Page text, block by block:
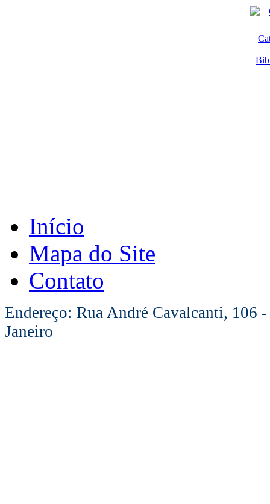
Início
Mapa do Site
Contato
Endereço: Rua André Cavalcanti, 106
Janeiro